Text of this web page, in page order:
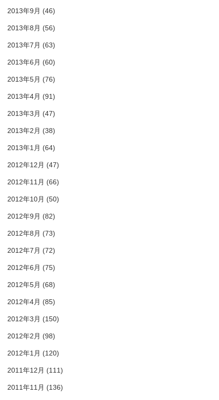
2013年9月 (46)
2013年8月 (56)
2013年7月 (63)
2013年6月 (60)
2013年5月 (76)
2013年4月 (91)
2013年3月 (47)
2013年2月 (38)
2013年1月 (64)
2012年12月 (47)
2012年11月 (66)
2012年10月 (50)
2012年9月 (82)
2012年8月 (73)
2012年7月 (72)
2012年6月 (75)
2012年5月 (68)
2012年4月 (85)
2012年3月 (150)
2012年2月 (98)
2012年1月 (120)
2011年12月 (111)
2011年11月 (136)